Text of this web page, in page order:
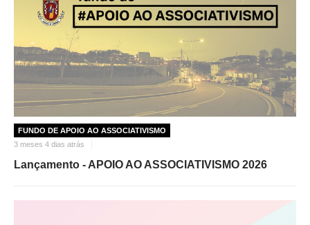
FUNDO DE APOIO AO ASSOCIATIVISMO
3 meses 4 dias atrás
Lançamento - APOIO AO ASSOCIATIVISMO 2026